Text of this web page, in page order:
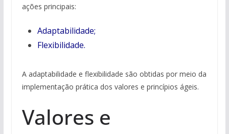
ações principais:
Adaptabilidade;
Flexibilidade.
A adaptabilidade e flexibilidade são obtidas por meio da
implementação prática dos valores e princípios ágeis.
Valores e